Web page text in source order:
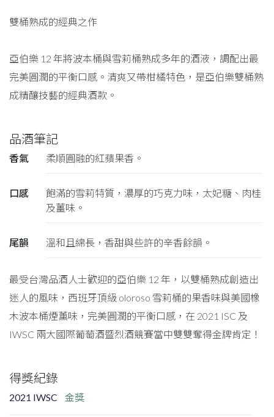
雙桶熟成的經典之作
亞伯樂 12 年將波本桶與雪莉桶熟成多年的酒液，調配出最
完美圓潤的平衡口感。清爽又帶柑橘特色，是亞伯樂雙桶熟
成精釀技藝的經典酒款。
品酒筆記
香氣 柔順圓融的紅蘋果香。
口感
飽滿的雪莉特質，濃厚的巧克力味，太妃糖、肉桂
及薑味。
尾韻 溫和且綿長，香甜與些許的辛香餘韻。
最受台灣品酒人士歡迎的亞伯樂 12 年，以雙桶熟成創造出
迷人的風味，西班牙頂級 oloroso 雪莉桶的果香味與美國橡
木波本桶煙薰味，完美圓潤的平衡口感，在 2021 ISC 及
IWSC 兩大國際葡萄酒暨烈酒競賽當中雙雙奪得金牌肯定！
得獎紀錄
2021 IWSC 金獎